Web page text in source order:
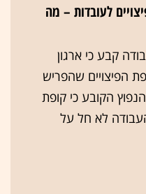
לעובדות – מה
קבע כי ארגון
הפיצויים שהפריש
הקובע כי קופת
לא חל על